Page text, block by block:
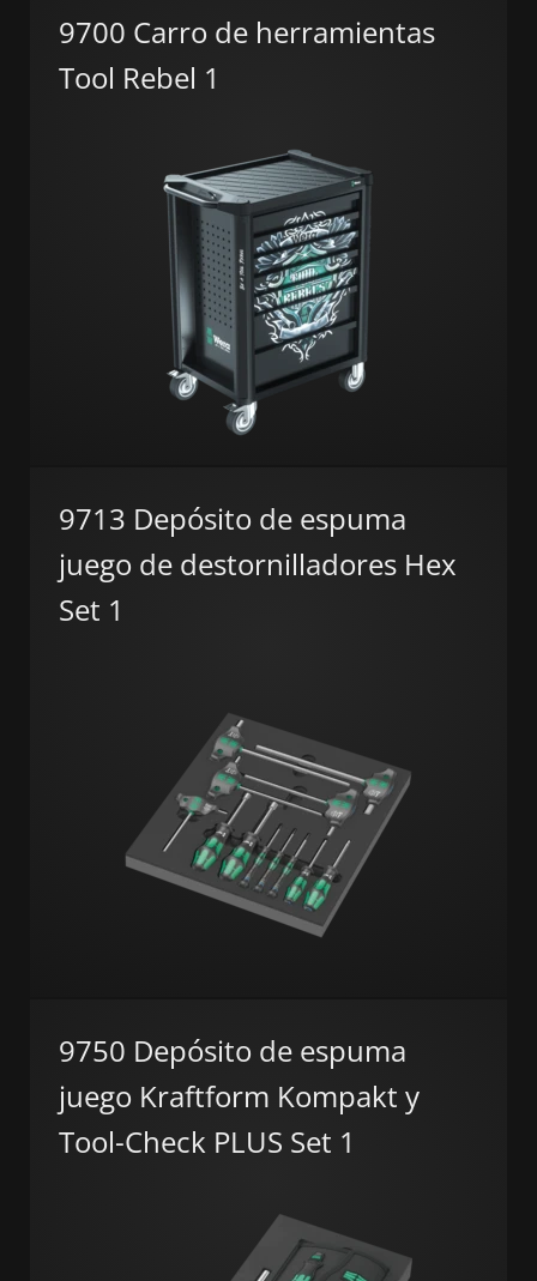
9700 Carro de herramientas
Tool Rebel 1
9713 Depósito de espuma
juego de destornilladores Hex
Set 1
9750 Depósito de espuma
juego Kraftform Kompakt y
Tool-Check PLUS Set 1